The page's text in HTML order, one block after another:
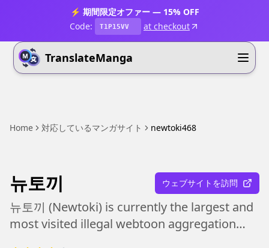
⚡ 期間限定オファー — 15% OFF
Code:
T1P15VV at checkout
TranslateManga
Home 対応しているマンガサイト newtoki468
뉴토끼 ウェブサイトを訪問
뉴토끼 (Newtoki) is currently the largest and
most visited illegal webtoon aggregation